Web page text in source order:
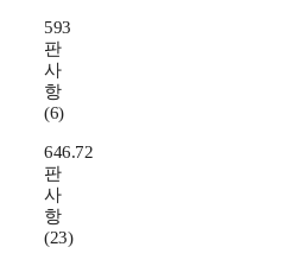
593
판
사
항
(6)
646.72
판
사
항
(23)